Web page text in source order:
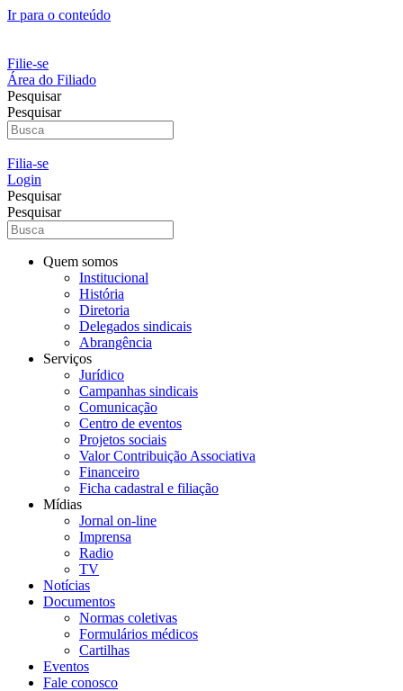
Ir para o conteúdo
Filie-se
Área do Filiado
Pesquisar
Pesquisar
Filia-se
Login
Pesquisar
Pesquisar
Quem somos
Institucional
História
Diretoria
Delegados sindicais
Abrangência
Serviços
Jurídico
Campanhas sindicais
Comunicação
Centro de eventos
Projetos sociais
Valor Contribuição Associativa
Financeiro
Ficha cadastral e filiação
Mídias
Jornal on-line
Imprensa
Radio
TV
Notícias
Documentos
Normas coletivas
Formulários médicos
Cartilhas
Eventos
Fale conosco